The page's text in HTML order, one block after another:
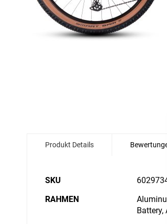
Produkt Details
Details
SKU
RAHMEN
Battery,